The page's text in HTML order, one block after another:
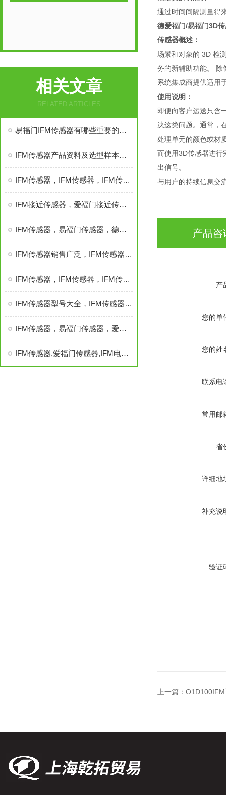
相关文章
RELATED ARTICLES
易福门IFM传感器有哪些重要的特性？
IFM传感器产品资料及选型样本，IFM传感器
IFM传感器，IFM传感器，IFM传感器，IFM传感器
IFM接近传感器，爱福门接近传感器，易福门接近传感器，IFM
IFM传感器，易福门传感器，德爱福门传感器，IFM
IFM传感器销售广泛，IFM传感器，IFM传感器
IFM传感器，IFM传感器，IFM传感器，IFM传感器*销售
IFM传感器型号大全，IFM传感器，IFM传感器信息大全
IFM传感器，易福门传感器，爱福门传感器，IFM
IFM传感器,爱福门传感器,IFM电感式接近开关,IFM
通过时间间隔测量得
德爱福门/易福门3D
传感器概述：
场景和对象的 3D 检
务的新辅助功能。 除
系统集成商提供适用
使用说明：
即便向客户运送只含
决这类问题。通常，
处理单元的颜色或材
而使用3D传感器进行
出信号。
与用户的持续信息交
产品咨
产
您的单
您的姓
联系电
常用邮
省
详细地
补充说
验证
上一篇：